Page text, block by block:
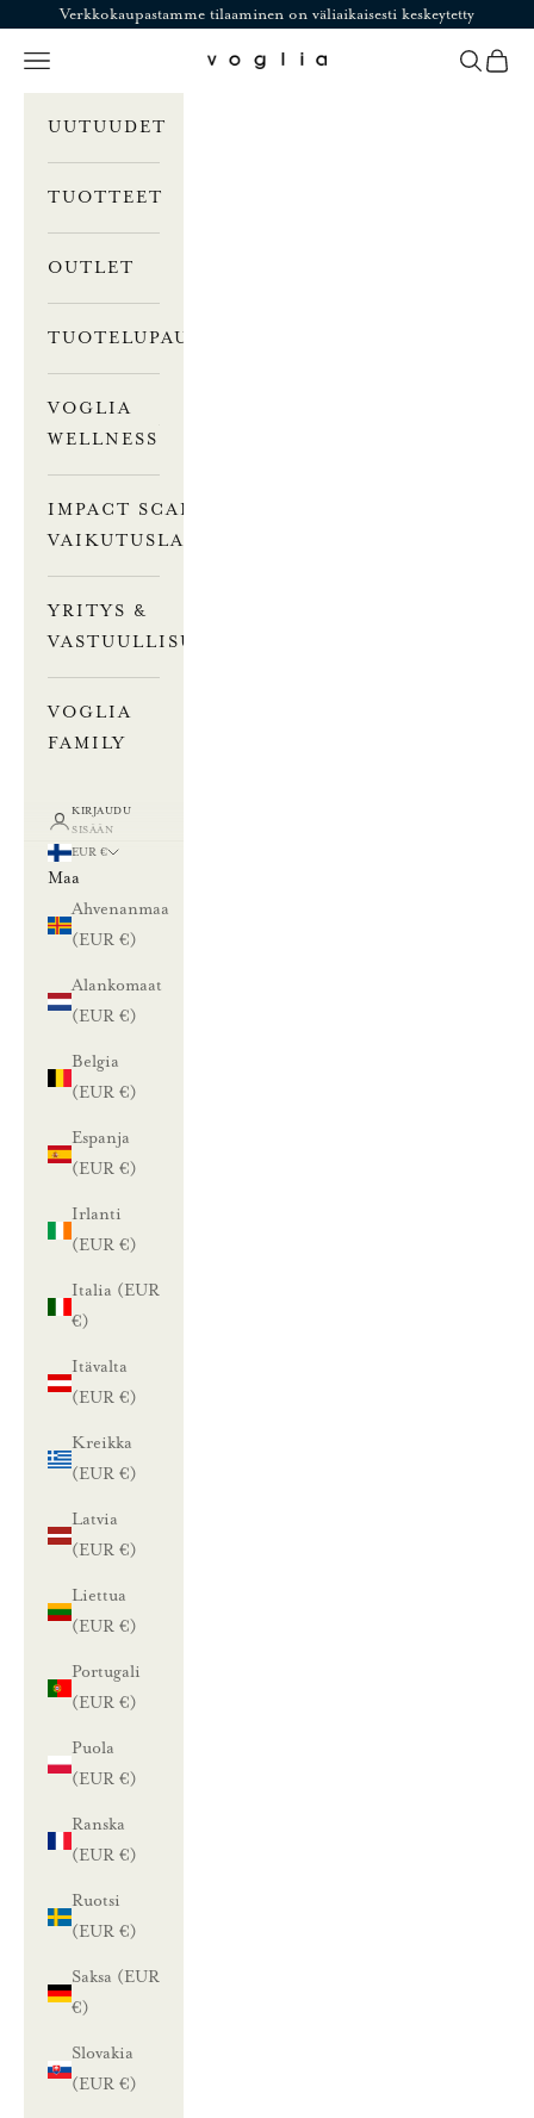
Siirry sisältöönVerkkokaupastamme tilaaminen on väliaikaisesti keskeytetty
Voglia
Valikko Haku
UUTUUDET
TUOTTEET
OUTLET
TUOTELUPAUS
VOGLIA
WELLNESS
IMPACT SCALE –
VAIKUTUSLASKURI
YRITYS &
VASTUULLISUUS
VOGLIA
FAMILY
KIRJAUDU
SISÄÄN
EUR €
Maa
Ahvenanmaa
(EUR €)
Alankomaat
(EUR €)
Belgia
(EUR €)
Espanja
(EUR €)
Irlanti
(EUR €)
Italia (EUR
€)
Itävalta
(EUR €)
Kreikka
(EUR €)
Latvia
(EUR €)
Liettua
(EUR €)
Portugali
(EUR €)
Puola
(EUR €)
Ranska
(EUR €)
Ruotsi
(EUR €)
Saksa (EUR
€)
Slovakia
(EUR €)